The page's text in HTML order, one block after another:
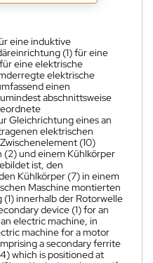
eine induktive
(1) für eine
eine elektrische
elektrische
einen
abschnittsweise
Gleichrichtung eines an
elektrischen
(10)
(2) und einem Kühlkörper
ist, den
Kühlkörper (7) in einem
Maschine montierten
innerhalb der Rotorwelle
device (1) for an
electric machine, in
machine for a motor
a secondary ferrite
which is positioned at